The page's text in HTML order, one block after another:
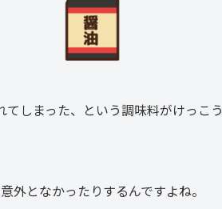
しまった、という調味料がけっこ
外となかったりするんですよね。